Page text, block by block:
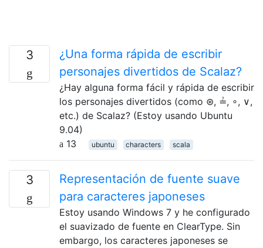
3
¿Una forma rápida de escribir
personajes divertidos de Scalaz?
¿Hay alguna forma fácil y rápida de escribir
los personajes divertidos (como ⊛, ≟, ∘, ∨,
etc.) de Scalaz? (Estoy usando Ubuntu
9.04)
13
ubuntu characters scala
3
Representación de fuente suave
para caracteres japoneses
Estoy usando Windows 7 y he configurado
el suavizado de fuente en ClearType. Sin
embargo, los caracteres japoneses se